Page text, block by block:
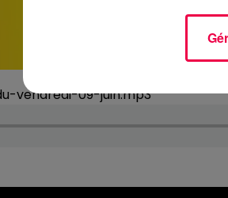
vendredi-09-juin.mp3